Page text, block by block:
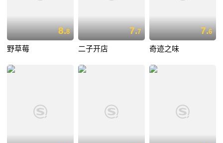
8.8
野草莓
7.7
二子开店
7.6
奇迹之味